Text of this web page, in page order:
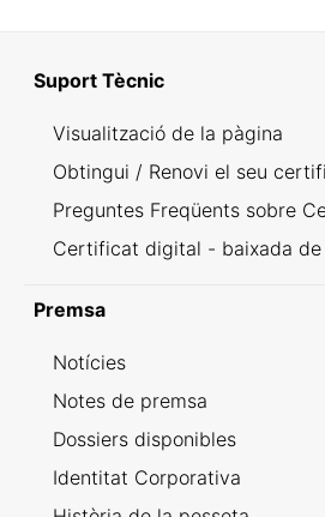
Suport Tècnic
Visualització de la pàgina
Obtingui / Renovi el seu
Preguntes Freqüents sobre
Certificat digital - baixada de
Premsa
Notícies
Notes de premsa
Dossiers disponibles
Identitat Corporativa